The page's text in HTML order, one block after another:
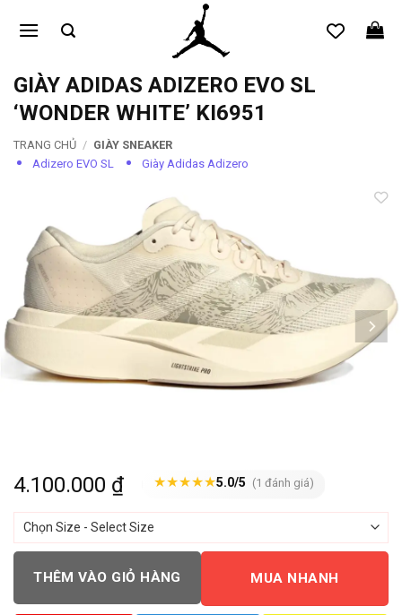
qua
dungGIÀY ADIDAS ADIZERO EVO SL
‘WONDER WHITE’ KI6951
TRANG CHỦ / GIÀY SNEAKER
Adizero EVO SL
Giày Adidas Adizero
4.100.000 ₫ ★★★★★5.0/5 (1 đánh giá)
THÊM VÀO GIỎ HÀNG MUA NHANH